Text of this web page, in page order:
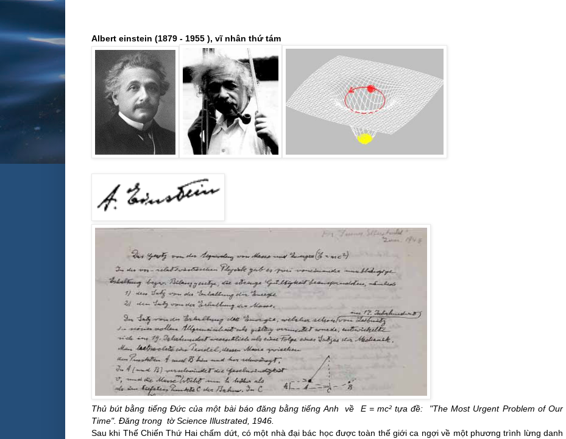
Albert einstein (1879 - 1955 ), vĩ nhân thứ tám
Thủ bút bằng tiếng Ðức của một bài báo đăng bằng tiếng Anh về E = mc² tựa đề: "The Most Urgent Problem of Our
Time". Ðăng trong tờScience Illustrated, 1946.
Sau khi Thế Chiến Thứ Hai chấm dứt, có một nhà đại bác học được toàn thế giới ca ngợi về một phương trình lừng danh